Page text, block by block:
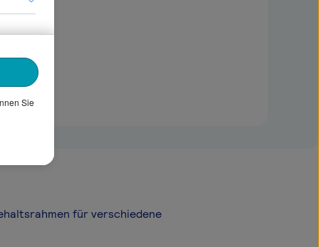
für verschiedene
Sie